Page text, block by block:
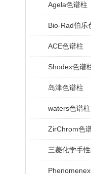
Agela色谱柱
Bio-Rad伯乐
ACE色谱柱
Shodex色谱
岛津色谱柱
waters色谱柱
ZirChrom色
三菱化学手